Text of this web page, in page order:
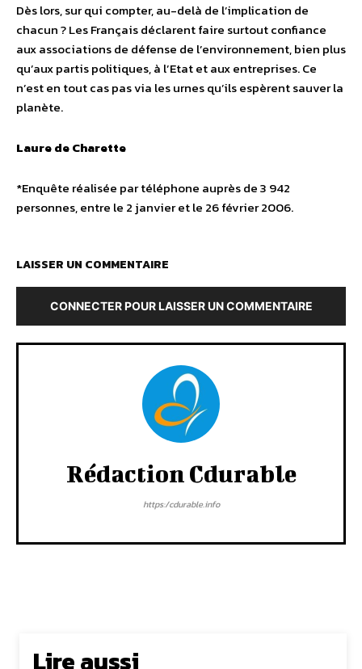
Dès lors, sur qui compter, au-delà de l’implication de
chacun ? Les Français déclarent faire surtout confiance
aux associations de défense de l’environnement, bien plus
qu’aux partis politiques, à l’Etat et aux entreprises. Ce
n’est en tout cas pas via les urnes qu’ils espèrent sauver la
planète.
Laure de Charette
*Enquête réalisée par téléphone auprès de 3 942
personnes, entre le 2 janvier et le 26 février 2006.
LAISSER UN COMMENTAIRE
CONNECTER POUR LAISSER UN COMMENTAIRE
Rédaction Cdurable
https:/cdurable.info
Lire aussi